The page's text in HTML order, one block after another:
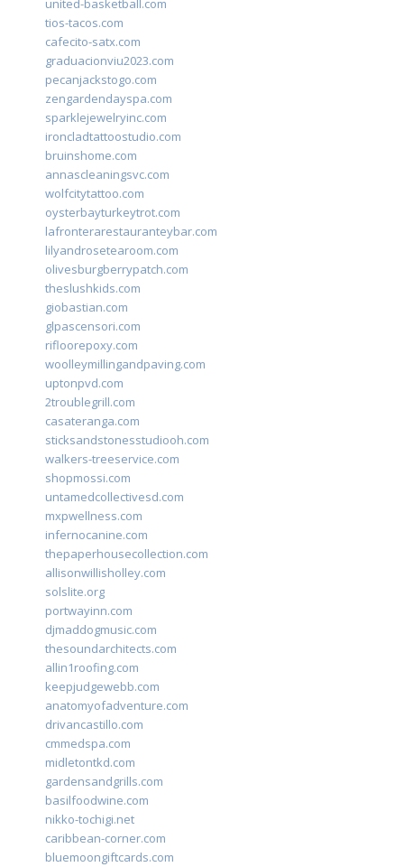
united-basketball.com
tios-tacos.com
cafecito-satx.com
graduacionviu2023.com
pecanjackstogo.com
zengardendayspa.com
sparklejewelryinc.com
ironcladtattoostudio.com
bruinshome.com
annascleaningsvc.com
wolfcitytattoo.com
oysterbayturkeytrot.com
lafronterarestauranteybar.com
lilyandrosetearoom.com
olivesburgberrypatch.com
theslushkids.com
giobastian.com
glpascensori.com
rifloorepoxy.com
woolleymillingandpaving.com
uptonpvd.com
2troublegrill.com
casateranga.com
sticksandstonesstudiooh.com
walkers-treeservice.com
shopmossi.com
untamedcollectivesd.com
mxpwellness.com
infernocanine.com
thepaperhousecollection.com
allisonwillisholley.com
solslite.org
portwayinn.com
djmaddogmusic.com
thesoundarchitects.com
allin1roofing.com
keepjudgewebb.com
anatomyofadventure.com
drivancastillo.com
cmmedspa.com
midletontkd.com
gardensandgrills.com
basilfoodwine.com
nikko-tochigi.net
caribbean-corner.com
bluemoongiftcards.com